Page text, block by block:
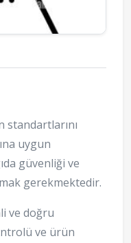
uygun
güvenliği ve
gerekmektedir.
ve doğru
ve ürün